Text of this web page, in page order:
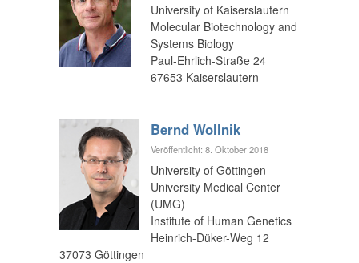
University of Kaiserslautern
Molecular Biotechnology and
Systems Biology
Paul-Ehrlich-Straße 24
67653 Kaiserslautern
Bernd Wollnik
Veröffentlicht: 8. Oktober 2018
University of Göttingen
University Medical Center
(UMG)
Institute of Human Genetics
Heinrich-Düker-Weg 12
37073 Göttingen